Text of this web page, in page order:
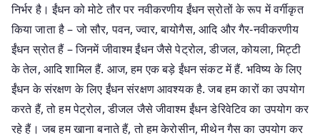
निर्भर है। ईंधन को मोटे तौर पर नवीकरणीय ईंधन स्रोतों के रूप में वर्गीकृत
किया जाता है – जो सौर, पवन, ज्वार, बायोगैस, आदि और गैर-नवीकरणीय
ईंधन स्रोत हैं – जिनमें जीवाश्म ईंधन जैसे पेट्रोल, डीजल, कोयला, मिट्टी
के तेल, आदि शामिल हैं. आज, हम एक बड़े ईंधन संकट में हैं. भविष्य के लिए
ईंधन के संरक्षण के लिए ईंधन संरक्षण आवश्यक है. जब हम कारों का उपयोग
करते हैं, तो हम पेट्रोल, डीजल जैसे जीवाश्म ईंधन डेरिवेटिव का उपयोग कर
रहे हैं। जब हम खाना बनाते हैं, तो हम केरोसीन, मीथेन गैस का उपयोग कर